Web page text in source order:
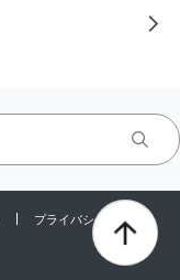
プライバシーセンター